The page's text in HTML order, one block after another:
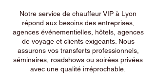
Notre service de chauffeur VIP à Lyon
répond aux besoins des entreprises,
agences événementielles, hôtels, agences
de voyage et clients exigeants. Nous
assurons vos transferts professionnels,
séminaires, roadshows ou soirées privées
avec une qualité irréprochable.